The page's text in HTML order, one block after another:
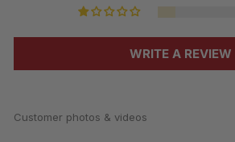
WRITE A REVIEW
Customer photos & videos